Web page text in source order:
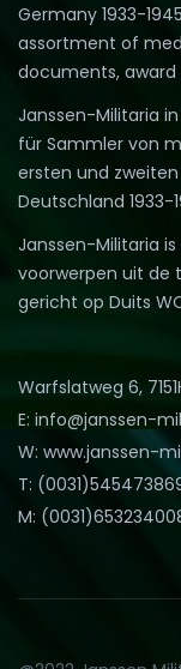
Germany 1933-
assortment of
documents,
Janssen-Militaria
für Sammler von
ersten und
Deutschland 1933-
Janssen-Militaria
voorwerpen uit de
gericht op Duits
Warfslatweg 6,
E: info@janssen-
W: www.janssen-
T:
M: